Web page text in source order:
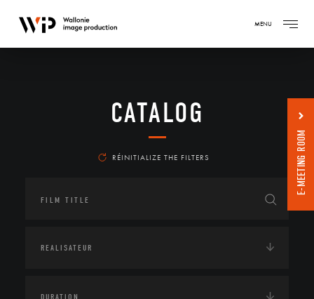
MENU
CATALOG
RÉINITIALIZE THE FILTERS E-MEETING ROOM